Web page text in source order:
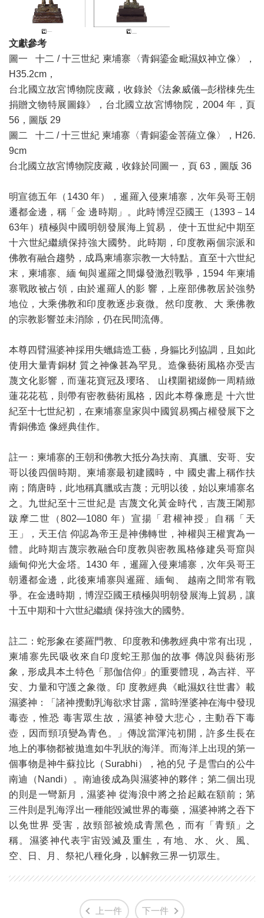
文獻參考
圖一 十二 / 十三世紀 柬埔寨〈青銅鎏金毗濕奴神立像〉，
H35.2cm，
台北國立故宮博物院庋藏，收錄於《法象威儀─彭楷棟先生
捐贈文物特展圖錄》，台北國立故宮博物院，2004 年，頁
56，圖版 29
圖二 十二 / 十三世紀 柬埔寨〈青銅鎏金菩薩立像〉，H26.
9cm
台北國立故宮博物院庋藏，收錄於同圖一，頁 63，圖版 36
明宣德五年（1430 年），暹羅入侵柬埔寨，次年吳哥王朝
遷都金邊，稱「金 邊時期」。此時博涅亞國王（1393－14
63年）積極與中國明朝發展海上貿易， 使十五世紀中期至
十六世紀繼續保持強大國勢。此時期，印度教兩個宗派和
佛教有融合趨勢，成爲柬埔寨宗教一大特點。直至十六世紀
末，柬埔寨、緬 甸與暹羅之間爆發激烈戰爭，1594 年柬埔
寨戰敗被占領，由於暹羅人的影 響，上座部佛教居於強勢
地位，大乘佛教和印度教逐步衰微。然印度教、大 乘佛教
的宗教影響並未消除，仍在民間流傳。
本尊四臂濕婆神採用失蠟鑄造工藝，身軀比列協調，且如此
使用大量青銅材 質之神像甚為罕見。造像藝術風格亦受吉
蔑文化影響，而蓮花寶冠及瓔珞、 山樸圍裙綴飾一周精緻
蓮花花苞，則帶有密教藝術風格，因此本尊像應是 十六世
紀至十七世紀初，在柬埔寨皇家與中國貿易獨占權發展下之
青銅佛造 像經典佳作。
註一：柬埔寨的王朝和佛教大抵分為扶南、真臘、安哥、安
哥以後四個時期。柬埔寨最初建國時，中 國史書上稱作扶
南；隋唐時，此地稱真臘或吉蔑；元明以後，始以柬埔寨名
之。九世紀至十三世紀是 吉蔑文化黃金時代，吉蔑王闍那
跋摩二世（802—1080 年）宣揚「君權神授」自稱「天
王」，天王信 仰認為帝王是神佛轉世，神權與王權實為一
體。此時期吉蔑宗教融合印度教與密教風格修建吳哥窟與
緬甸仰光大金塔。1430 年，暹羅入侵柬埔寨，次年吳哥王
朝遷都金邊，此後柬埔寨與暹羅、緬甸、 越南之間常有戰
爭。在金邊時期，博涅亞國王積極與明朝發展海上貿易，讓
十五中期和十六世紀繼續 保持強大的國勢。
註二：蛇形象在婆羅門教、印度教和佛教經典中常有出現，
柬埔寨先民吸收來自印度蛇王那伽的故事 傳說與藝術形
象，形成具本土特色「那伽信仰」的重要體現，為吉祥、平
安、力量和守護之象徵。印 度教經典《毗濕奴往世書》載
濕婆神：「諸神攪動乳海欲求甘露，當時溼婆神在海中發現
毒壺，惟恐 毒害眾生故，濕婆神發大悲心，主動吞下毒
壺，因而頸項變為青色。」傳說當渾沌初開，許多生長在
地上的事物都被拋進如牛乳狀的海洋。而海洋上出現的第一
個事物是神牛蘇拉比（Surabhi），祂的兒 子是雪白的公牛
南迪（Nandi）。南迪後成為與濕婆神的夥伴；第二個出現
的則是一彎新月，濕婆神 從海浪中將之拾起戴在額前；第
三件則是乳海浮出一種能毀滅世界的毒藥，濕婆神將之吞下
以免世界 受害，故頸部被燒成青黑色，而有「青頸」之
稱。濕婆神代表宇宙毀滅及重生，有地、水、火、風、
空、日、月、祭祀八種化身，以解救三界一切眾生。
上一件 下一件